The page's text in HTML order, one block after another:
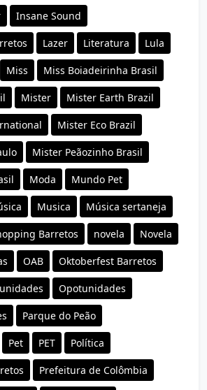
Insane Sound
Lazer Literatura Lula
Miss Miss Boiadeirinha Brasil
Mister Mister Earth Brazil
Mister Eco Brazil
Mister Peãozinho Brasil
Moda Mundo Pet
Musica Música sertaneja
Barretos novela Novela
OAB Oktoberfest Barretos
Opotunidades
Parque do Peão
Pet PET Política
Prefeitura de Colômbia